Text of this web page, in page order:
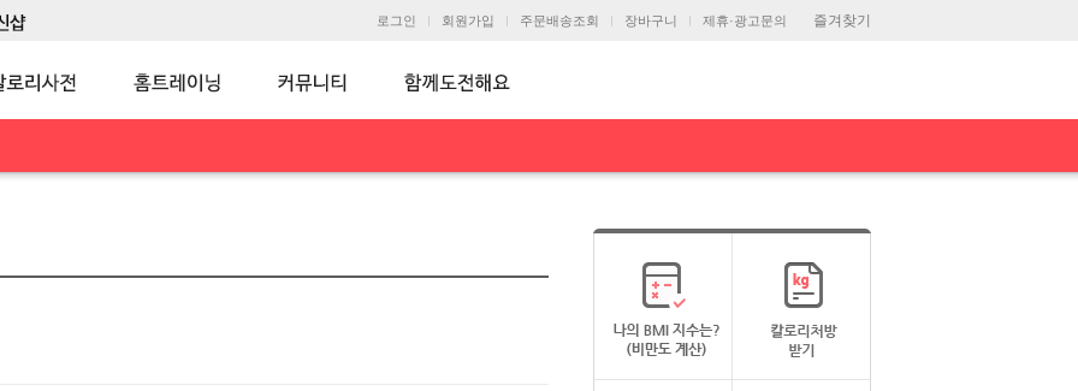
즐겨찾기
로그인 회원가입 주문배송조회 장바구니 제휴·광고문의